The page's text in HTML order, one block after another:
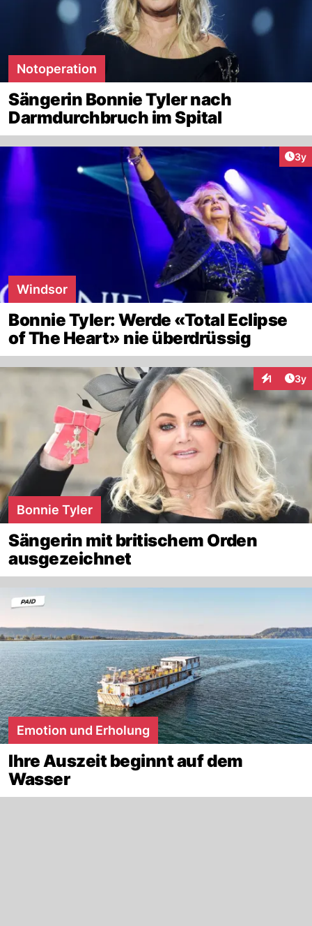
Notoperation
Sängerin Bonnie Tyler nach
Darmdurchbruch im Spital
3y
Windsor
Bonnie Tyler: Werde «Total Eclipse
of The Heart» nie überdrüssig
1 3y
Bonnie Tyler
Sängerin mit britischem Orden
ausgezeichnet
Emotion und Erholung
Ihre Auszeit beginnt auf dem
Wasser